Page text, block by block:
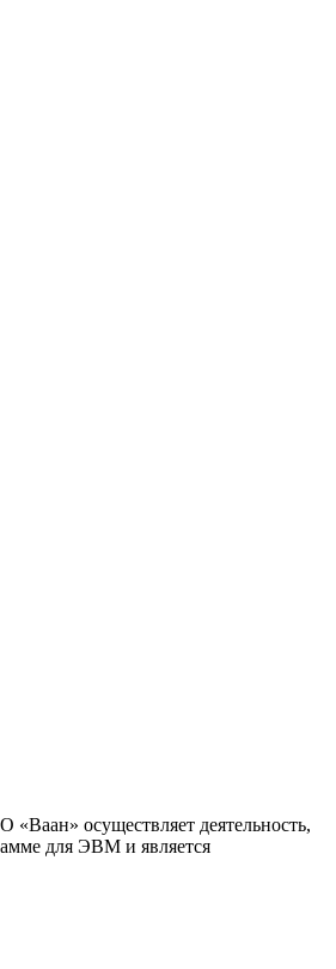
осуществляет деятельность,
для ЭВМ и является